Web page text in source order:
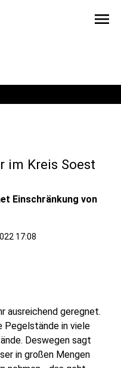
menu
im Kreis Soest
Einschränkung von
17:08
ausreichend geregnet.
Pegelstände in viele
Deswegen sagt
in großen Mengen